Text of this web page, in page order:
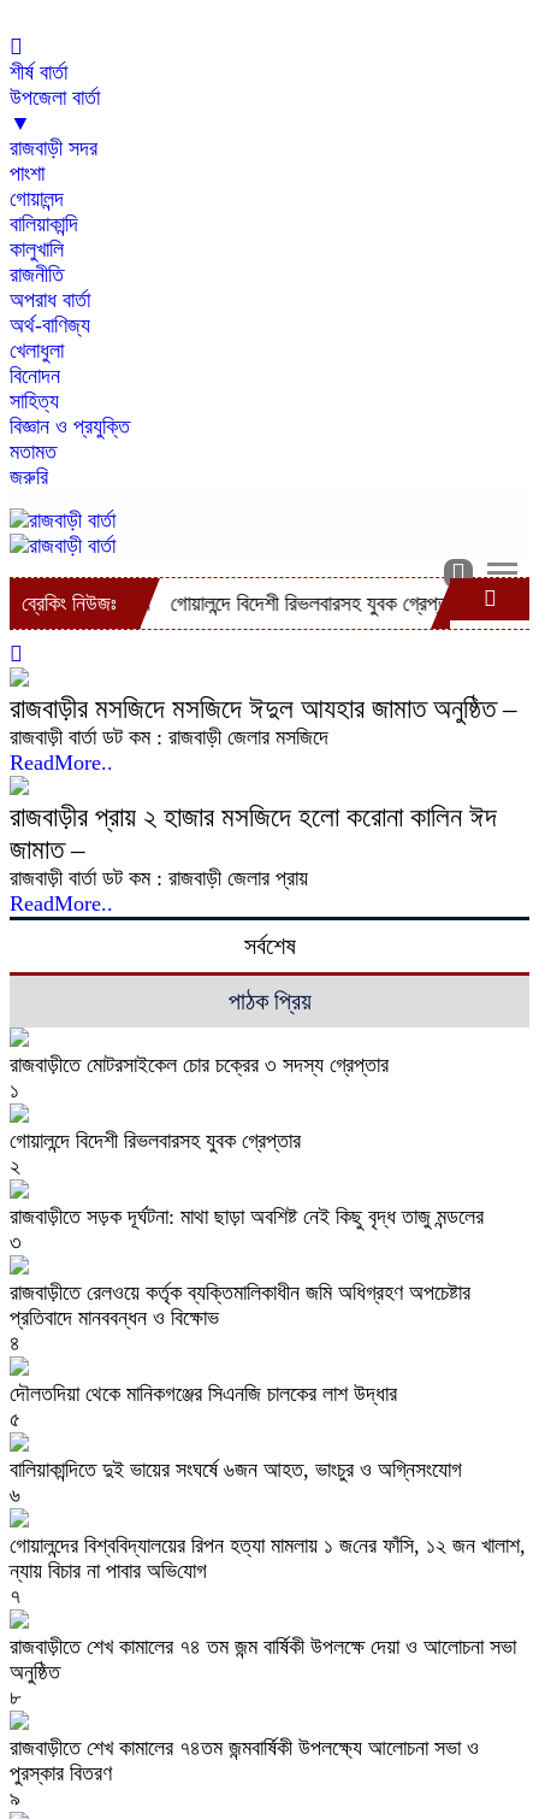
শীর্ষ বার্তা
উপজেলা বার্তা
▼
রাজবাড়ী সদর
পাংশা
গোয়ালন্দ
বালিয়াকান্দি
কালুখালি
রাজনীতি
অপরাধ বার্তা
অর্থ-বাণিজ্য
খেলাধুলা
বিনোদন
সাহিত্য
বিজ্ঞান ও প্রযুক্তি
মতামত
জরুরি
ব্রেকিং নিউজঃগোয়ালন্দে বিদেশী রিভলবারসহ যুবক গ্রেপ্তার রাজবাড়ীতে সড়ক
রাজবাড়ীর মসজিদে মসজিদে ঈদুল আযহার জামাত অনুষ্ঠিত –
রাজবাড়ী বার্তা ডট কম : রাজবাড়ী জেলার মসজিদে
ReadMore..
রাজবাড়ীর প্রায় ২ হাজার মসজিদে হলো করোনা কালিন ঈদ
জামাত –
রাজবাড়ী বার্তা ডট কম : রাজবাড়ী জেলার প্রায়
ReadMore..
সর্বশেষ
পাঠক প্রিয়
রাজবাড়ীতে মোটরসাইকেল চোর চক্রের ৩ সদস্য গ্রেপ্তার
১
গোয়ালন্দে বিদেশী রিভলবারসহ যুবক গ্রেপ্তার
২
রাজবাড়ীতে সড়ক দূর্ঘটনা: মাথা ছাড়া অবশিষ্ট নেই কিছু বৃদ্ধ তাজু মন্ডলের
৩
রাজবাড়ীতে রেলওয়ে কর্তৃক ব্যক্তিমালিকাধীন জমি অধিগ্রহণ অপচেষ্টার
প্রতিবাদে মানববন্ধন ও বিক্ষোভ
৪
দৌলতদিয়া থেকে মানিকগঞ্জের সিএনজি চালকের লাশ উদ্ধার
৫
বালিয়াকান্দিতে দুই ভায়ের সংঘর্ষে ৬জন আহত, ভাংচুর ও অগ্নিসংযোগ
৬
গোয়ালন্দের বিশ্ব‌বিদ্যালয়ের রিপন হত্যা মামলায় ১ জ‌নের ফাঁসি, ১২ জন খালাশ,
ন্যায় বিচার না পাবার অভি‌যোগ
৭
রাজবাড়ীতে শেখ কামালের ৭৪ তম জন্ম বার্ষিকী উপলক্ষে দেয়া ও আলোচনা সভা
অনুষ্ঠিত
৮
রাজবাড়ীতে শেখ কামালের ৭৪তম জন্মবার্ষিকী উপলক্ষ্যে আলোচনা সভা ও
পুরস্কার বিতরণ
৯